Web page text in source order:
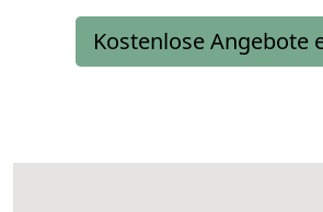
Kostenlose Angebote